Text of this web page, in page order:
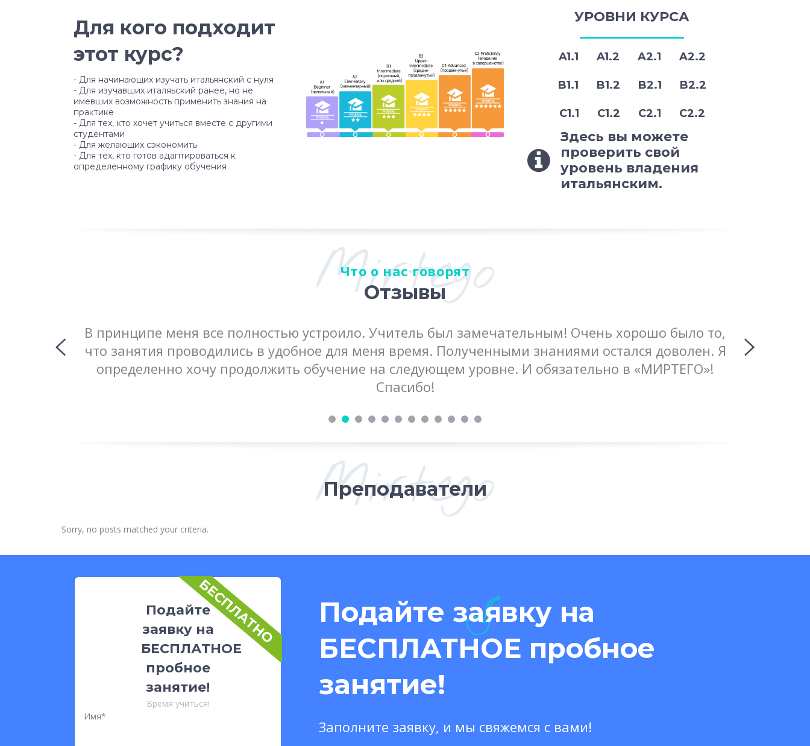
Для кого подходит
этот курс?
- Для начинающих изучать итальянский с нуля
- Для изучавших италяьский ранее, но не
имевших возможность применить знания на
практике
- Для тех, кто хочет учиться вместе с другими
студентами
- Для желающих сэкономить
- Для тех, кто готов адаптироваться к
определенному графику обучения
УРОВНИ КУРСА
A1.1 A1.2 A2.1 A2.2
B1.1 B1.2 B2.1 B2.2
C1.1 C1.2 C2.1 C2.2
Здесь вы можете
проверить свой
уровень владения
итальянским.
Mirtego
Что о нас говорят
Отзывы
Она
В принципе меня все полностью устроило. Учитель был замечательным! Очень хорошо было то,
что занятия проводились в удобное для меня время. Полученными знаниями остался доволен. Я
определенно хочу продолжить обучение на следующем уровне. И обязательно в «МИРТЕГО»!
Спасибо!
Mirtego
Преподаватели
Sorry, no posts matched your criteria.
БЕСПЛАТНО
Подайте
заявку на
БЕСПЛАТНОЕ
пробное
занятие!
Время учиться!
Имя*
Подайте заявку на
БЕСПЛАТНОЕ пробное
занятие!
Заполните заявку, и мы свяжемся с вами!